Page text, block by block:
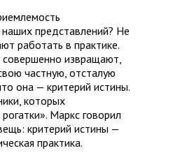
представлений? Не
работать в практике.
извращают,
частную, отсталую
она — критерий истины.
которых
Маркс говорил
критерий истины —
практика.